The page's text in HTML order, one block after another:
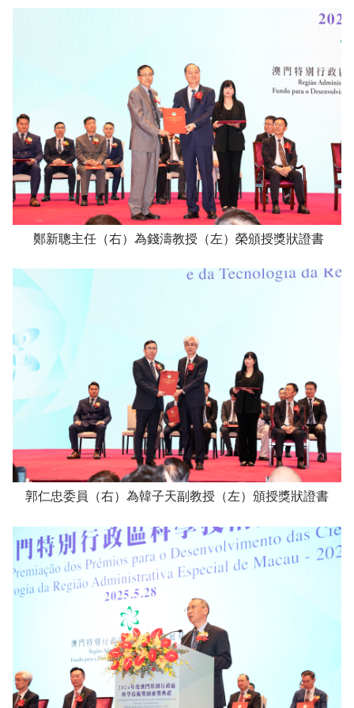
鄭新聰主任（右）為錢濤教授（左）榮頒授獎狀證書
郭仁忠委員（右）為韓子天副教授（左）頒授獎狀證書